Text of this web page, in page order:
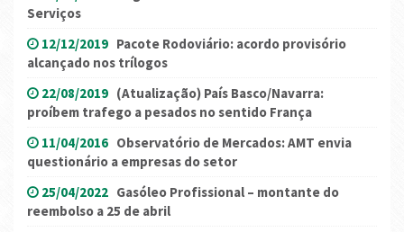
Serviços
12/12/2019 Pacote Rodoviário: acordo provisório
alcançado nos trílogos
22/08/2019 (Atualização) País Basco/Navarra:
proíbem trafego a pesados no sentido França
11/04/2016 Observatório de Mercados: AMT envia
questionário a empresas do setor
25/04/2022 Gasóleo Profissional – montante do
reembolso a 25 de abril